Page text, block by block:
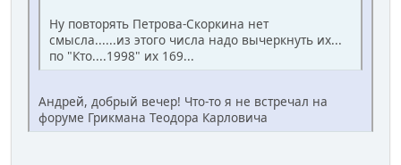
Ну повторять Петрова-Скоркина нет
смысла......из этого числа надо вычеркнуть их...
по "Кто....1998" их 169...
Андрей, добрый вечер! Что-то я не встречал на
форуме Грикмана Теодора Карловича